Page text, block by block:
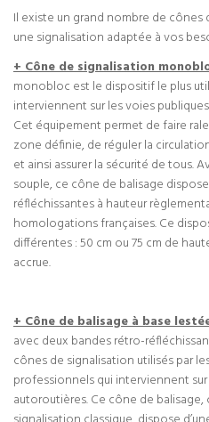
Il existe un grand nombre de
une signalisation adaptée à vos
+ Cône de signalisation
monobloc est le dispositif le plus
interviennent sur les voies
Cet équipement permet de faire
zone définie, de réguler la
et ainsi assurer la sécurité de tous.
souple, ce cône de balisage
réfléchissantes à hauteur
homologations françaises. Ce
différentes : 50 cm ou 75 cm de
accrue.
+ Cône de balisage à base
avec deux bandes rétro-
cônes de signalisation utilisés par
professionnels qui interviennent
autoroutières. Ce cône de